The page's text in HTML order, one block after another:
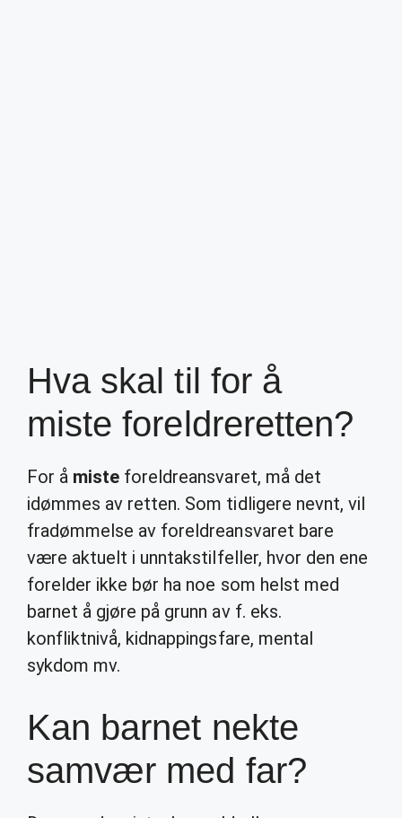
Hva skal til for å
miste foreldreretten?
For å miste foreldreansvaret, må det
idømmes av retten. Som tidligere nevnt, vil
fradømmelse av foreldreansvaret bare
være aktuelt i unntakstilfeller, hvor den ene
forelder ikke bør ha noe som helst med
barnet å gjøre på grunn av f. eks.
konfliktnivå, kidnappingsfare, mental
sykdom mv.
Kan barnet nekte
samvær med far?